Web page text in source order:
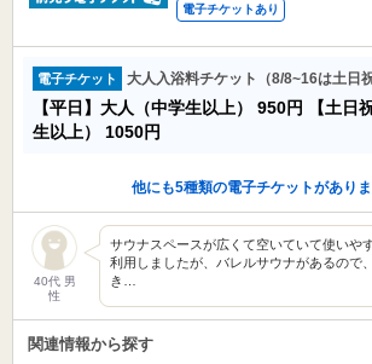
電子チケットあり
電子チケット 大人入浴料チケット（8/8~16は土日祝
【平日】大人（中学生以上） 950円
【土日
生以上） 1050円
他にも5種類の電子チケットがあり
40代 男
性
サウナスペースが広くて空いていて使いや
利用しましたが、バレルサウナがあるので
き…
関連情報から探す